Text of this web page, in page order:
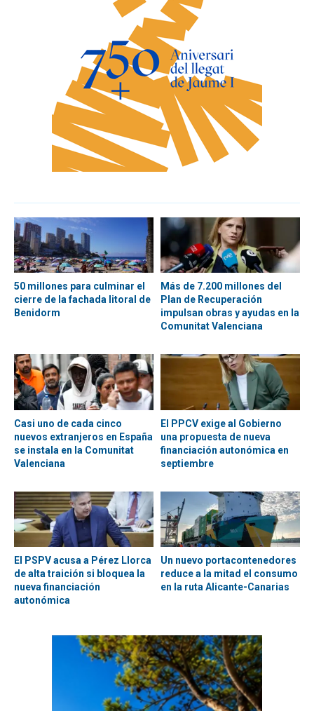
50 millones para culminar el
cierre de la fachada litoral de
Benidorm
Más de 7.200 millones del
Plan de Recuperación
impulsan obras y ayudas en la
Comunitat Valenciana
Casi uno de cada cinco
nuevos extranjeros en España
se instala en la Comunitat
Valenciana
El PPCV exige al Gobierno
una propuesta de nueva
financiación autonómica en
septiembre
El PSPV acusa a Pérez Llorca
de alta traición si bloquea la
nueva financiación
autonómica
Un nuevo portacontenedores
reduce a la mitad el consumo
en la ruta Alicante-Canarias